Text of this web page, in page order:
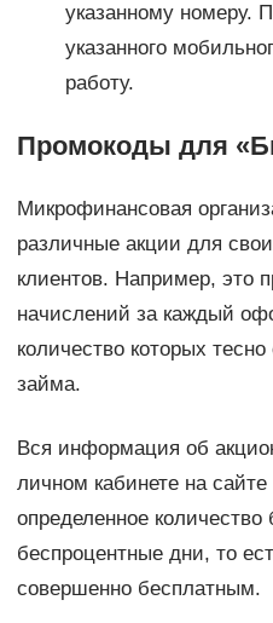
указанному номеру.
указанного
работу.
Промокоды для
Микрофинансовая
различные акции для
клиентов. Например, это
начислений за каждый
количество которых
займа.
Вся информация об
личном кабинете на
определенное
беспроцентные дни, то
совершенно бесплатным.